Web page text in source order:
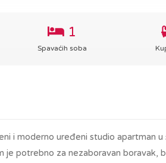
1
Spavaćih soba
i moderno uređeni studio apartman
je potrebno za nezaboravan boravak,